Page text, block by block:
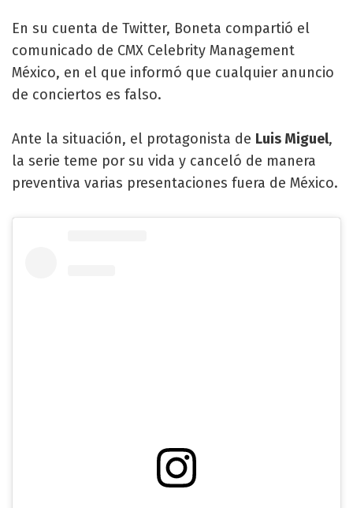
En su cuenta de Twitter, Boneta compartió el
comunicado de CMX Celebrity Management
México, en el que informó que cualquier anuncio
de conciertos es falso.
Ante la situación, el protagonista de Luis Miguel,
la serie teme por su vida y canceló de manera
preventiva varias presentaciones fuera de México.